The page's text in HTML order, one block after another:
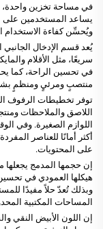
في مساحة تخزين واحدة،
يساعد المستخدمين على
ويُحسِّن كفاءة الاستخدام
يُعد قسم الإدخال
سريعًا، مثل الأقلام
في تحسين الراحة، كما
منتصبٍ ومرئيٍ ومنظمٍ
توفر تخطيطات الرفوف
اللاصق والملاحظات
اللوازم الصغيرة. وفي
أكثر أمانًا للعناصر
على المحتويات.
إن حجمها المدمج يجعلها
هيكلها العمودي في
وبذلك تُعدّ حلاً مفيدًا
المساحات المكتبية
إن اللون الأبيض النقي